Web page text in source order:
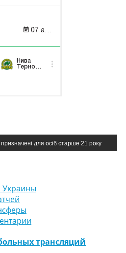
для осіб старше 21 року
Украины
трансляций